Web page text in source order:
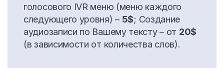
голосового IVR меню (меню каждого
следующего уровня) – 5$; Создание
аудиозаписи по Вашему тексту – от 20$
(в зависимости от количества слов).